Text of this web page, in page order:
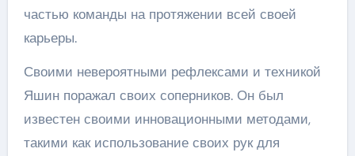
частью команды на протяжении всей своей
карьеры.
Своими невероятными рефлексами и техникой
Яшин поражал своих соперников. Он был
известен своими инновационными методами,
такими как использование своих рук для